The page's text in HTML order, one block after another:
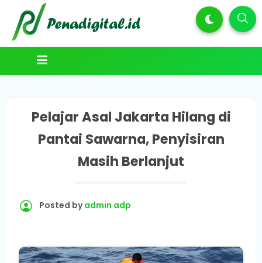
Pelajar Asal Jakarta Hilang di
Pantai Sawarna, Penyisiran
Masih Berlanjut
Posted byadmin adp